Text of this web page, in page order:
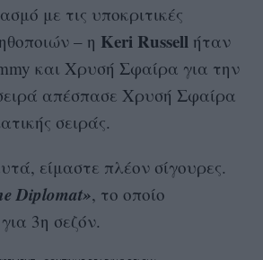
με τις υποκριτικές
– η Keri Russell ήταν
και Χρυσή Σφαίρα για την
απέσπασε Χρυσή Σφαίρα
σειράς.
είμαστε πλέον σίγουρες.
Diplomat», το οποίο
3η σεζόν.